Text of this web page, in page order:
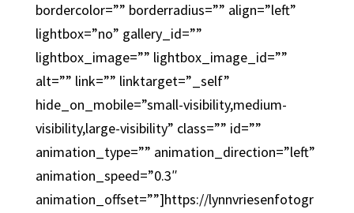
bordercolor=”” borderradius=”” align=”left”
lightbox=”no” gallery_id=””
lightbox_image=”” lightbox_image_id=””
alt=”” link=”” linktarget=”_self”
hide_on_mobile=”small-visibility,medium-
visibility,large-visibility” class=”” id=””
animation_type=”” animation_direction=”left”
animation_speed=”0.3″
animation_offset=””]https://lynnvriesenfotogr